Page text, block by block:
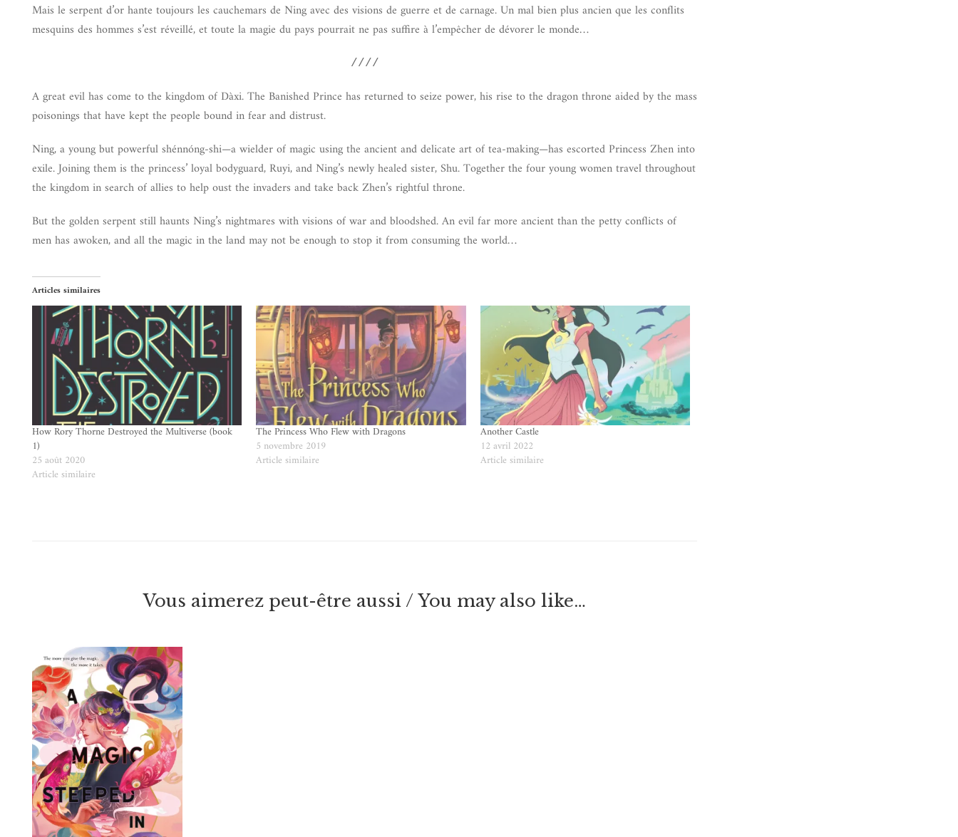
Mais le serpent d’or hante toujours les cauchemars de Ning avec des visions de guerre et de carnage. Un mal bien plus ancien que les conflits
mesquins des hommes s’est réveillé, et toute la magie du pays pourrait ne pas suffire à l’empêcher de dévorer le monde…
////
A great evil has come to the kingdom of Dàxi. The Banished Prince has returned to seize power, his rise to the dragon throne aided by the mass
poisonings that have kept the people bound in fear and distrust.
Ning, a young but powerful shénnóng-shi—a wielder of magic using the ancient and delicate art of tea-making—has escorted Princess Zhen into
exile. Joining them is the princess’ loyal bodyguard, Ruyi, and Ning’s newly healed sister, Shu. Together the four young women travel throughout
the kingdom in search of allies to help oust the invaders and take back Zhen’s rightful throne.
But the golden serpent still haunts Ning’s nightmares with visions of war and bloodshed. An evil far more ancient than the petty conflicts of
men has awoken, and all the magic in the land may not be enough to stop it from consuming the world…
Articles similaires
How Rory Thorne Destroyed the Multiverse (book
1)
25 août 2020
Article similaire
The Princess Who Flew with Dragons
5 novembre 2019
Article similaire
Another Castle
12 avril 2022
Article similaire
Vous aimerez peut-être aussi / You may also like…